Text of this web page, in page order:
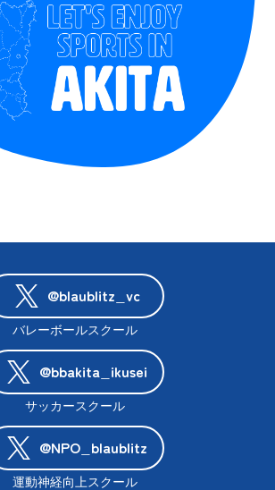
@blaublitz_vc
バレーボールスクール
@bbakita_ikusei
サッカースクール
@NPO_blaublitz
運動神経向上スクール